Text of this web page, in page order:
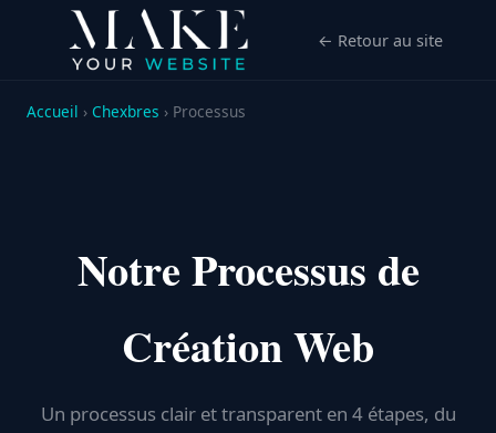
← Retour au site
Accueil › Chexbres › Processus
Notre Processus de
Création Web
Un processus clair et transparent en 4 étapes, du